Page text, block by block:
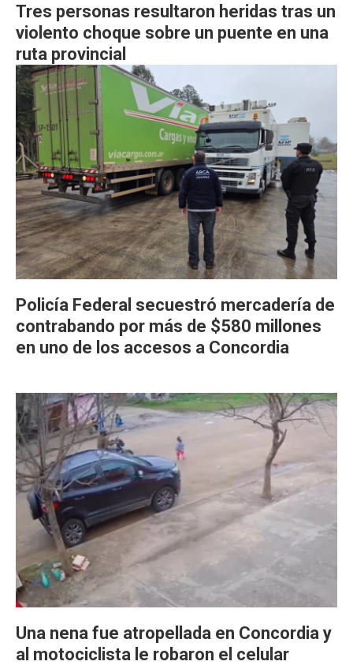
Tres personas resultaron heridas tras un
violento choque sobre un puente en una
ruta provincial
Policía Federal secuestró mercadería de
contrabando por más de $580 millones
en uno de los accesos a Concordia
Una nena fue atropellada en Concordia y
al motociclista le robaron el celular